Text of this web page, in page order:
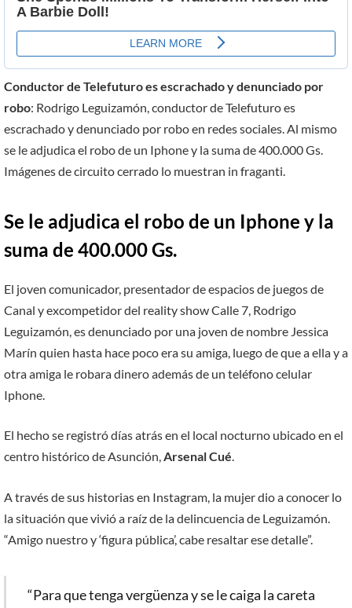
Conductor de Telefuturo es escrachado y denunciado por
robo: Rodrigo Leguizamón, conductor de Telefuturo es
escrachado y denunciado por robo en redes sociales. Al mismo
se le adjudica el robo de un Iphone y la suma de 400.000 Gs.
Imágenes de circuito cerrado lo muestran in fraganti.
Se le adjudica el robo de un Iphone y la
suma de 400.000 Gs.
El joven comunicador, presentador de espacios de juegos de
Canal y excompetidor del reality show Calle 7, Rodrigo
Leguizamón, es denunciado por una joven de nombre Jessica
Marín quien hasta hace poco era su amiga, luego de que a ella y a
otra amiga le robara dinero además de un teléfono celular
Iphone.
El hecho se registró días atrás en el local nocturno ubicado en el
centro histórico de Asunción,Arsenal Cué.
A través de sus historias en Instagram, la mujer dio a conocer lo
la situación que vivió a raíz de la delincuencia de Leguizamón.
“Amigo nuestro y ‘figura pública’, cabe resaltar ese detalle”.
“Para que tenga vergüenza y se le caiga la careta